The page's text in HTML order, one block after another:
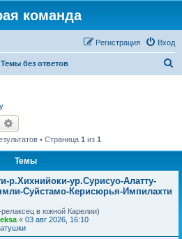
команда
Вход
Регистрация
Темы без ответов
Поиск
• Страница 1 из 1
Темы
р.Хихнийоки-ур.Сурисуо-Алатту-
Суйстамо-Керисюрья-Импилахти
в южной Карелии)
« 03 авг 2026, 16:10